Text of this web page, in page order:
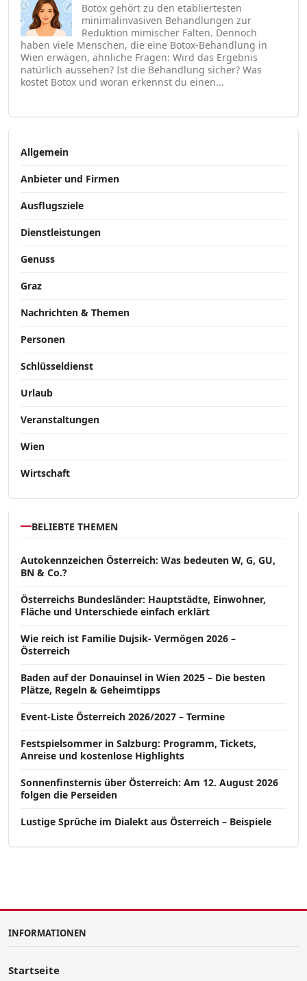
Botox gehört zu den etabliertesten
minimalinvasiven Behandlungen zur
Reduktion mimischer Falten. Dennoch
haben viele Menschen, die eine Botox-Behandlung in
Wien erwägen, ähnliche Fragen: Wird das Ergebnis
natürlich aussehen? Ist die Behandlung sicher? Was
kostet Botox und woran erkennst du einen...
Allgemein
Anbieter und Firmen
Ausflugsziele
Dienstleistungen
Genuss
Graz
Nachrichten & Themen
Personen
Schlüsseldienst
Urlaub
Veranstaltungen
Wien
Wirtschaft
BELIEBTE THEMEN
Autokennzeichen Österreich: Was bedeuten W, G, GU,
BN & Co.?
Österreichs Bundesländer: Hauptstädte, Einwohner,
Fläche und Unterschiede einfach erklärt
Wie reich ist Familie Dujsik- Vermögen 2026 –
Österreich
Baden auf der Donauinsel in Wien 2025 – Die besten
Plätze, Regeln & Geheimtipps
Event-Liste Österreich 2026/2027 – Termine
Festspielsommer in Salzburg: Programm, Tickets,
Anreise und kostenlose Highlights
Sonnenfinsternis über Österreich: Am 12. August 2026
folgen die Perseiden
Lustige Sprüche im Dialekt aus Österreich – Beispiele
INFORMATIONEN
Startseite